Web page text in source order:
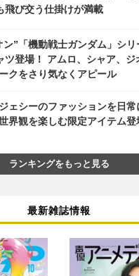
飛び交う仕掛けが満載
ン”「機動戦士ガンダム」シ
ツ登場！ アムロ、シャア、ジ
クをさり気なくアピール
ェシーのファッションを日常
界観を楽しむ限定アイテム
ランキングをもっと見る
最新雑誌情報